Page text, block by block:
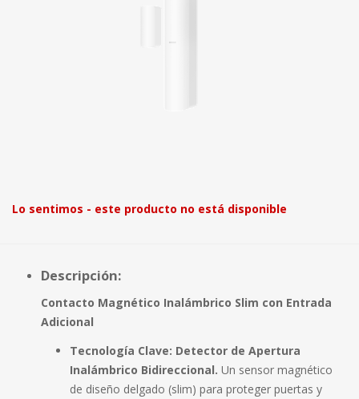
Lo sentimos - este producto no está disponible
Descripción:
Contacto Magnético Inalámbrico Slim con Entrada
Adicional
Tecnología Clave: Detector de Apertura
Inalámbrico Bidireccional. Un sensor magnético
de diseño delgado (slim) para proteger puertas y